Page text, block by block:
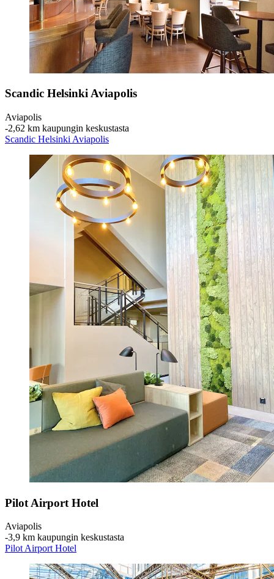
Scandic Helsinki Aviapolis
Aviapolis
‐2,62 km kaupungin keskustasta
Scandic Helsinki Aviapolis
Pilot Airport Hotel
Aviapolis
‐3,9 km kaupungin keskustasta
Pilot Airport Hotel